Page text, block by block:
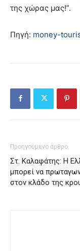
της χώρας μας!”.
Πηγή: money-
Προηγούμενο άρθρο
Στ. Καλαφάτης: Η
μπορεί να
στον κλάδο της